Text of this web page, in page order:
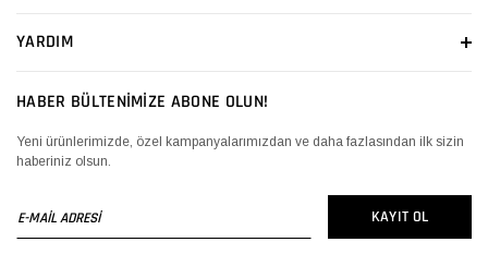
YARDIM
HABER BÜLTENİMİZE ABONE OLUN!
Yeni ürünlerimizde, özel kampanyalarımızdan ve daha fazlasından ilk sizin
haberiniz olsun.
MAİL
KAYIT OL